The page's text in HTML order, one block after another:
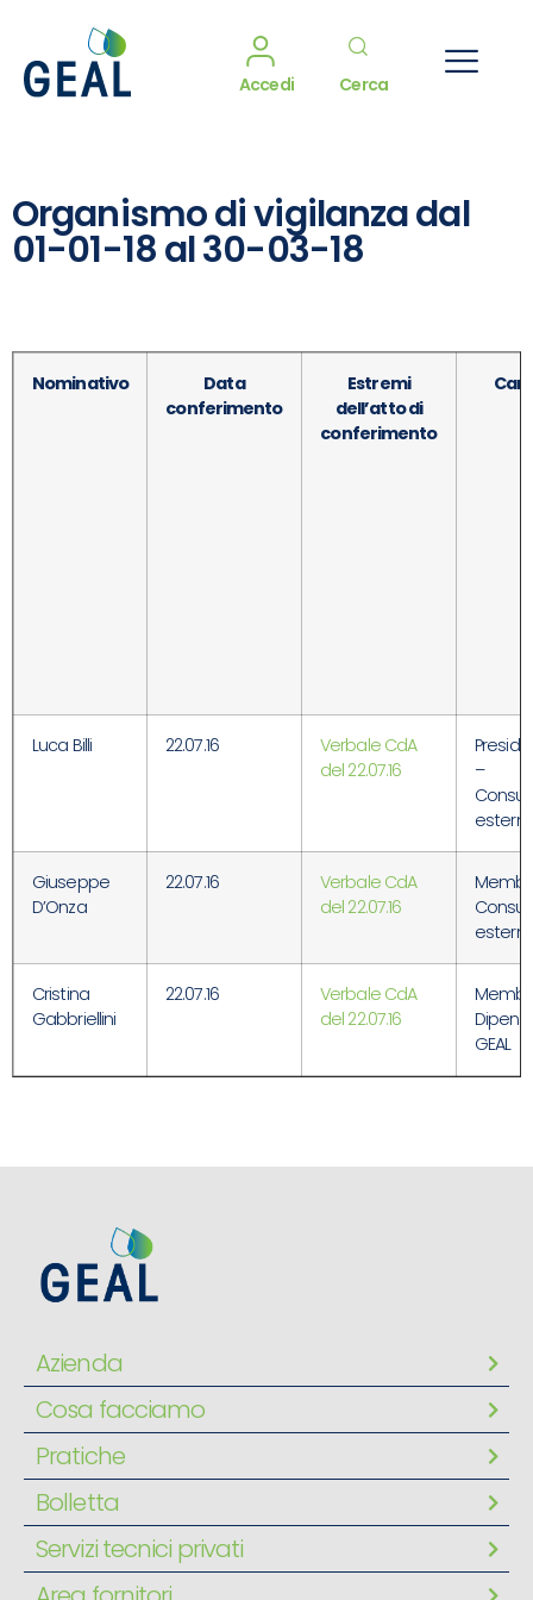
Accedi Cerca
Organismo di vigilanza dal
01-01-18 al 30-03-18
Nominativo
Data
conferimento
Estremi
dell’atto di
conferimento
Luca Billi 22.07.16
Verbale CdA
del 22.07.16
–
Giuseppe
D’Onza
22.07.16
Verbale CdA
del 22.07.16
Cristina
Gabbriellini
22.07.16
Verbale CdA
del 22.07.16
GEAL
Azienda
Cosa facciamo
Pratiche
Bolletta
Servizi tecnici privati